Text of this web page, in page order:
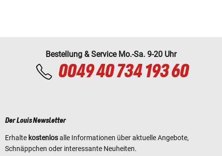
Bestellung & Service Mo.-Sa. 9-20 Uhr
0049 40 734 193 60
Der Louis Newsletter
Erhalte kostenlosalle Informationen über aktuelle Angebote,
Schnäppchen oder interessante Neuheiten.